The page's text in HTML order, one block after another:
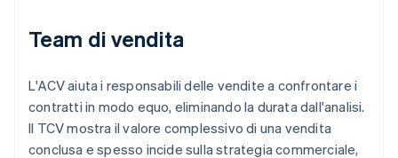
Team di vendita
L'ACV aiuta i responsabili delle vendite a confrontare i
contratti in modo equo, eliminando la durata dall'analisi.
Il TCV mostra il valore complessivo di una vendita
conclusa e spesso incide sulla strategia commerciale,